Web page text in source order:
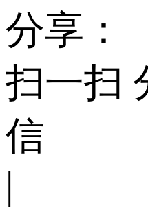
分享：
扫一扫
信
|